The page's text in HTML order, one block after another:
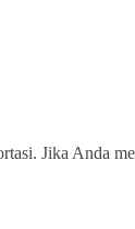
Jika Anda